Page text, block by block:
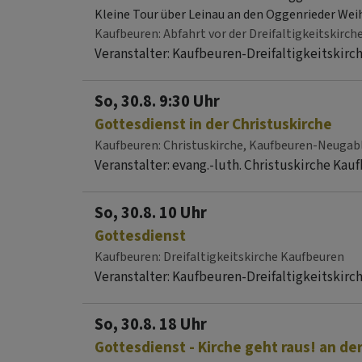
Kleine Tour über Leinau an den Oggenrieder
Kaufbeuren Abfahrt vor der
Veranstalter: Kaufbeuren-
So, 30.8. 9:30 Uhr
Gottesdienst in der Christuskirche
Kaufbeuren Christuskirche, Kaufbeuren-
Veranstalter: evang.-luth. Christuskirche
So, 30.8. 10 Uhr
Gottesdienst
Kaufbeuren Dreifaltigkeitskirche Kaufbeuren
Veranstalter: Kaufbeuren-
So, 30.8. 18 Uhr
Gottesdienst - Kirche geht raus! an